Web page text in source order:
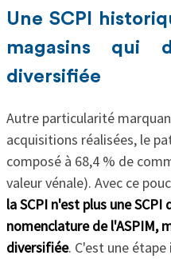
Une SCPI
magasins qui
diversifiée
Autre particularité
acquisitions réalisées, le
composé à 68,4 % de
valeur vénale). Avec ce
la SCPI n'est plus une
nomenclature de l'ASPIM,
diversifiée. C'est une